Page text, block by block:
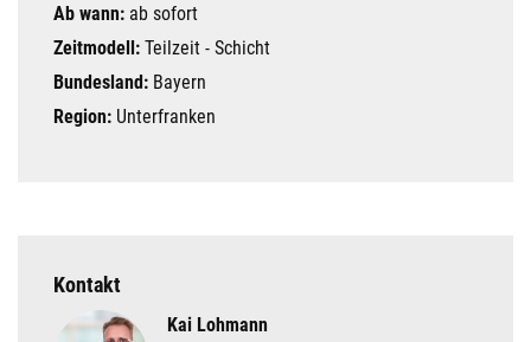
Ab wann: ab sofort
Zeitmodell: Teilzeit - Schicht
Bundesland: Bayern
Region: Unterfranken
Kontakt
Kai Lohmann